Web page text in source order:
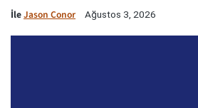
İleJason Conor Ağustos 3, 2026